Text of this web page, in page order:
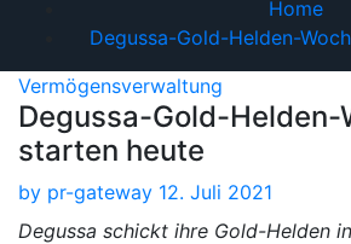
Home
Degussa-Gold-Helden-
Vermögensverwaltung
Degussa-Gold-Helden-
starten heute
by pr-gateway 12. Juli 2021
Degussa schickt ihre Gold-Helden